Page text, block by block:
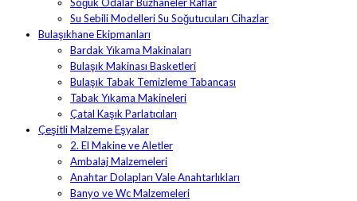
Su Sebili Modelleri Su Soğutucuları Cihazlar
Bulaşıkhane Ekipmanları
Bardak Yıkama Makinaları
Bulaşık Makinası Basketleri
Bulaşık Tabak Temizleme Tabancası
Tabak Yıkama Makineleri
Çatal Kaşık Parlatıcıları
Çeşitli Malzeme Eşyalar
2. El Makine ve Aletler
Ambalaj Malzemeleri
Anahtar Dolapları Vale Anahtarlıkları
Banyo ve Wc Malzemeleri